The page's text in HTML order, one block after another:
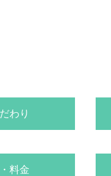
わり
料金